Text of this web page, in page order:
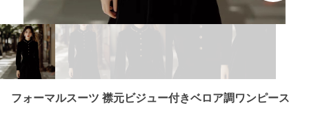
フォーマルスーツ 襟元ビジュー付きベロア調ワンピース